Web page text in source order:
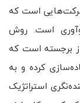
است که
است. روش
برجسته است که
کرده و به
استراتژیک